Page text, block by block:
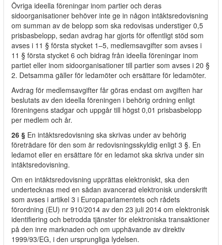
Övriga ideella föreningar inom partier och deras
sidoorganisationer behöver inte ge in någon intäktsredovisning
om summan av de belopp som ska redovisas understiger 0,5
prisbasbelopp, sedan avdrag har gjorts för offentligt stöd som
avses i 11 § första stycket 1–5, medlemsavgifter som avses i
11 § första stycket 6 och bidrag från ideella föreningar inom
partiet eller inom sidoorganisationer till partier som avses i 20 §
2. Detsamma gäller för ledamöter och ersättare för ledamöter.
Avdrag för medlemsavgifter får göras endast om avgiften har
beslutats av den ideella föreningen i behörig ordning enligt
föreningens stadgar och uppgår till högst 0,01 prisbasbelopp
per medlem och år.
26 § En intäktsredovisning ska skrivas under av behörig
företrädare för den som är redovisningsskyldig enligt 3 §. En
ledamot eller en ersättare för en ledamot ska skriva under sin
intäktsredovisning.
Om en intäktsredovisning upprättas elektroniskt, ska den
undertecknas med en sådan avancerad elektronisk underskrift
som avses i artikel 3 i Europaparlamentets och rådets
förordning (EU) nr 910/2014 av den 23 juli 2014 om elektronisk
identifiering och betrodda tjänster för elektroniska transaktioner
på den inre marknaden och om upphävande av direktiv
1999/93/EG, i den ursprungliga lydelsen.